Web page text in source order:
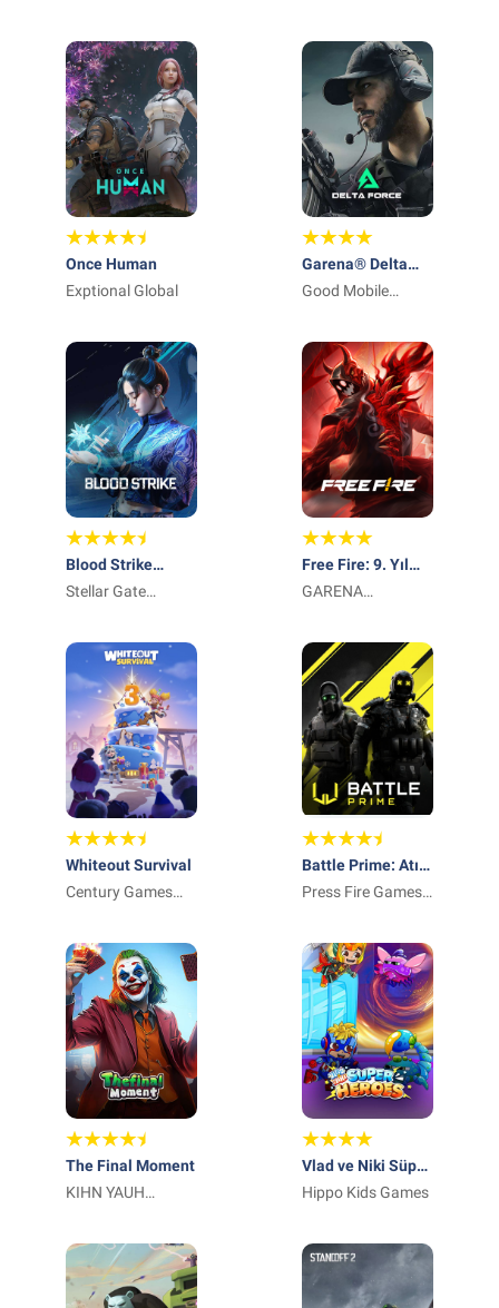
Once Human
Exptional Global
Garena® Delta
Force
Good Mobile
Blood Strike
Max:One-Punch
Stellar Gate
Free Fire: 9. Yıl
Dönümü
GARENA
Whiteout Survival
Century Games
Battle Prime: Atış
oyunları
Press Fire Games
The Final Moment
KIHN YAUH
TECHNOLOGY
CO., LIMITED
Vlad ve Niki Süper
Kahramanlar
Hippo Kids Games